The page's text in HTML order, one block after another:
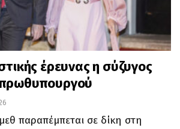
έρευνας η σύζυγος
παραπέμπεται σε δίκη στη